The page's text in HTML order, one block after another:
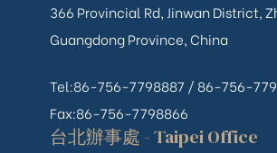
366 Provincial Rd, Jinwan District,
Guangdong Province, China
Tel:86-756-7798887 / 86-756-
Fax:86-756-7798866
台北辦事處 - Taipei Office